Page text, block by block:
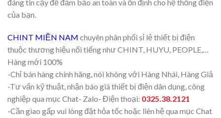
đáng tin cậy để đảm bảo an toàn và ổn định cho hệ thống điện
của bạn.
CHINT MIỀN NAM chuyên phân phối sỉ lẻ thiết bị điện
thuộc thương hiệu nổi tiếng như CHINT, HUYU, PEOPLE,…
Hàng mới 100%
-Chỉ bán hàng chính hãng, nói không với Hàng Nhái, Hàng Giả
-Tư vấn kỹ thuật, nhận báo giá thiết bị điện dân dụng, công
nghiệp qua mục Chat- Zalo- Điện thoại: 0325.38.2121
-Cần giao gấp vui lòng đặt hỏa tốc hoặc liên hệ qua mục Chat